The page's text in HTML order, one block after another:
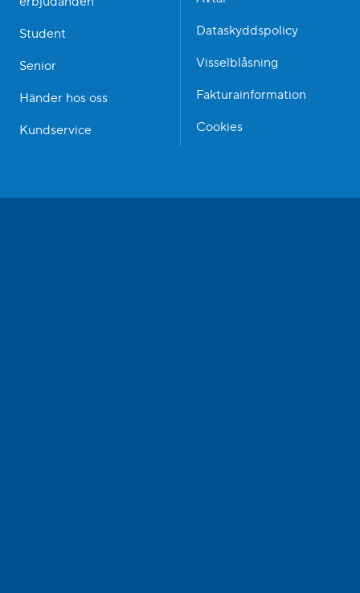
Student
Senior
Händer hos oss
Kundservice
Dataskyddspolicy
Visselblåsning
Fakturainformation
Cookies